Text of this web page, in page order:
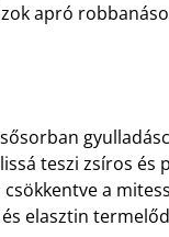
apró
teszi zsíros és
a
elasztin